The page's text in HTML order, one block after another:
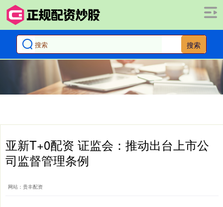
搜索
亚新T+0配资 证监会：推动出台上市公
司监督管理条例
网站：贵丰配资